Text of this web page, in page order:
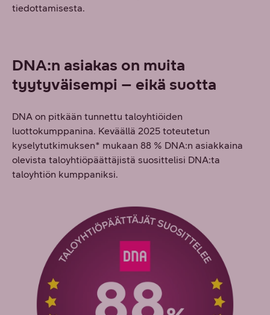
tiedottamisesta.
DNA:n asiakas on muita
tyytyväisempi – eikä suotta
DNA on pitkään tunnettu taloyhtiöiden
luottokumppanina. Keväällä 2025 toteutetun
kyselytutkimuksen* mukaan 88 % DNA:n asiakkaina
olevista taloyhtiöpäättäjistä suosittelisi DNA:ta
taloyhtiön kumppaniksi.